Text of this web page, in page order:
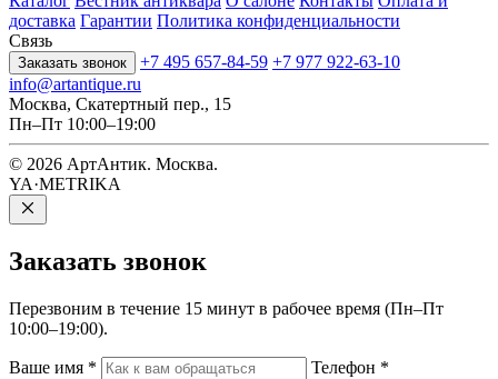
доставка Гарантии Политика конфиденциальности
Связь
Заказать звонок +7 495 657-84-59 +7 977 922-63-10
info@artantique.ru
Москва, Скатертный пер., 15
Пн–Пт 10:00–19:00
© 2026 АртАнтик. Москва.
YA·METRIKA
Заказать звонок
Перезвоним в течение 15 минут в рабочее время (Пн–Пт
10:00–19:00).
Ваше имя * Телефон *